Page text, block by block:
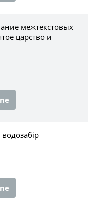
межтекстовых
царство и